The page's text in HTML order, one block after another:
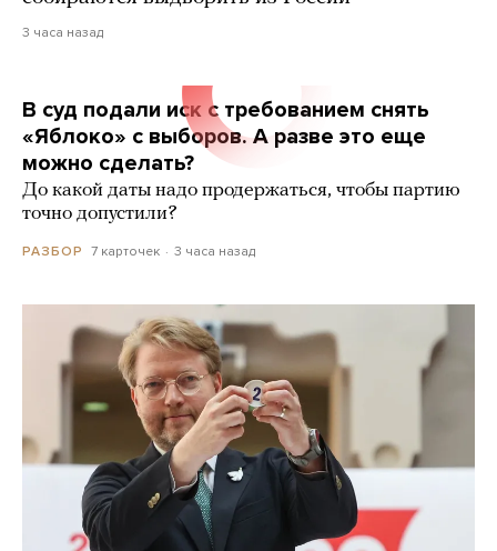
3 часа назад
В суд подали иск с требованием снять
«Яблоко» с выборов. А разве это еще
можно сделать?
До какой даты надо продержаться, чтобы партию
точно допустили?
РАЗБОР 7 карточек 3 часа назад